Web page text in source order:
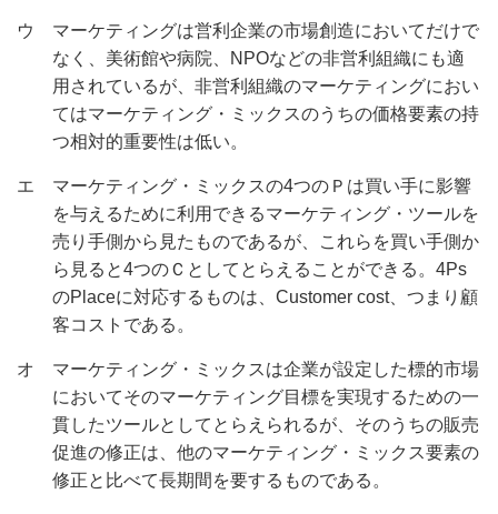
ウ マーケティングは営利企業の市場創造においてだけで
なく、美術館や病院、
NPOなどの非営利組織にも適
用されているが、非営利組織のマーケティングにおい
てはマーケティング・ミックスのうちの価格要素の持
つ相対的重要性は低い。
エ マーケティング・ミックスの4つのＰは買い手に影響
を与えるために利用できるマーケティング・ツールを
売り手側から見たものであるが、これらを買い手側か
ら見ると4つのＣとしてとらえることができる。4Ps
のPlaceに対応するものは、Customer cost、つまり顧
客コストである。
オ マーケティング・ミックスは企業が設定した標的市場
においてそのマーケティング目標を実現するための一
貫したツールとしてとらえられるが、そのうちの販売
促進の修正は、他のマーケティング・ミックス要素の
修正と比べて長期間を要するものである。